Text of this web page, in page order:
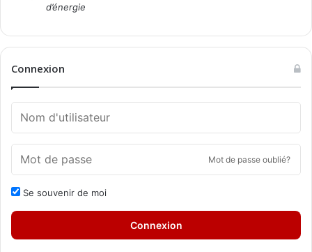
d’énergie
Connexion
Mot de passe oublié?
Se souvenir de moi
Connexion